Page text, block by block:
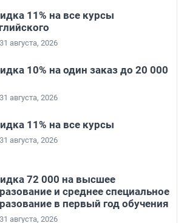
11% на все курсы
августа, 2026
10% на один заказ до 20 000
августа, 2026
11% на все курсы
августа, 2026
72 000 на высшее
и среднее специальное
в первый год обучения
августа, 2026